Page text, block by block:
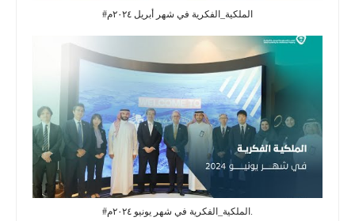
#الملكية_الفكرية‬⁩ في شهر أبريل ٢٠٢٤م
#الملكية_الفكرية في شهر يونيو ٢٠٢٤م.